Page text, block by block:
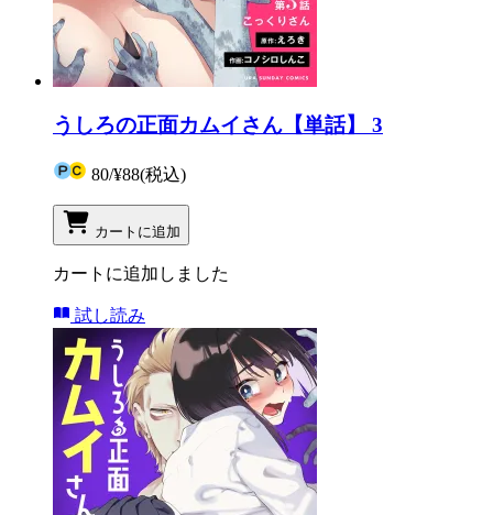
うしろの正面カムイさん【単話】 3
80/¥88(税込)
カートに追加
カートに追加しました
試し読み